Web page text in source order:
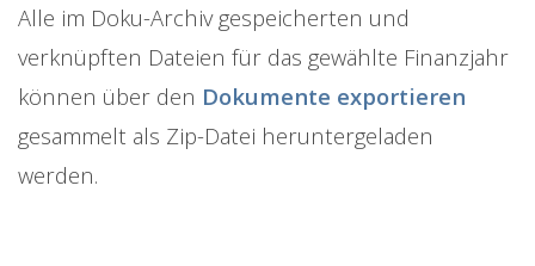
Alle im Doku-Archiv gespeicherten und
verknüpften Dateien für das gewählte Finanzjahr
können über den Dokumente exportieren
gesammelt als Zip-Datei heruntergeladen
werden.